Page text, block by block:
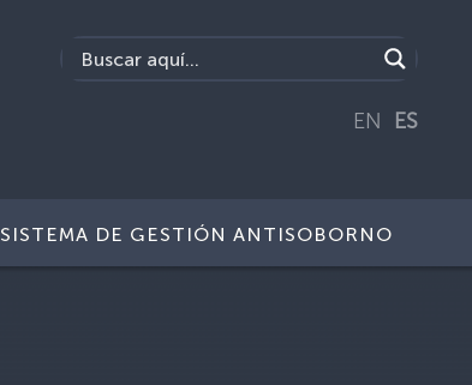
EN ES
SISTEMA DE GESTIÓN ANTISOBORNO